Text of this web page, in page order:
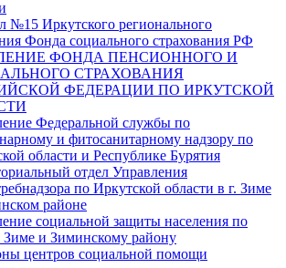
№15 Иркутского регионального
Фонда социального страхования РФ
ФОНДА ПЕНСИОННОГО И
СТРАХОВАНИЯ
ФЕДЕРАЦИИ ПО ИРКУТСКОЙ
Федеральной службы по
и фитосанитарному надзору по
области и Республике Бурятия
отдел Управления
по Иркутской области в г. Зиме
районе
социальной защиты населения по
Зиме и Зиминскому району
центров социальной помощи